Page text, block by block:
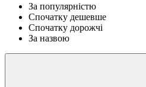
За популярністю
Спочатку дешевше
Спочатку дорожчі
За назвою